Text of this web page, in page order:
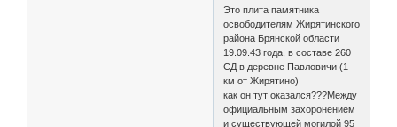
Это плита памятника
освободителям Жирятинского
района Брянской области
19.09.43 года, в составе 260
СД в деревне Павловичи (1
км от Жирятино)
как он тут оказался???Между
официальным захоронением
и существующей могилой 95